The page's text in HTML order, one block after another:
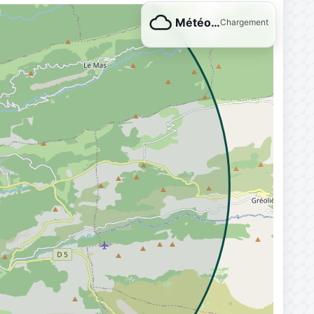
Météo…Chargement